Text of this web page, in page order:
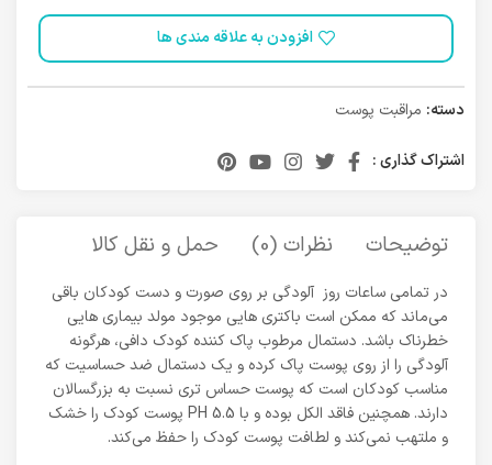
افزودن به علاقه مندی ها
دسته: مراقبت پوست
اشتراک گذاری :
توضیحات نظرات (0) حمل و نقل کالا
در تمامی ساعات روز آلودگی بر روی صورت و دست کودکان باقی
می‌ماند که ممکن است باکتری هایی موجود مولد بیماری هایی
خطرناک باشد. دستمال مرطوب پاک کننده کودک دافی، هرگونه
آلودگی را از روی پوست پاک کرده و یک دستمال ضد حساسیت که
مناسب کودکان است که پوست حساس تری نسبت به بزرگسالان
دارند. همچنین فاقد الکل بوده و با PH 5.5 پوست کودک را خشک
و ملتهب نمی‌کند و لطافت پوست کودک را حفظ می‌کند.